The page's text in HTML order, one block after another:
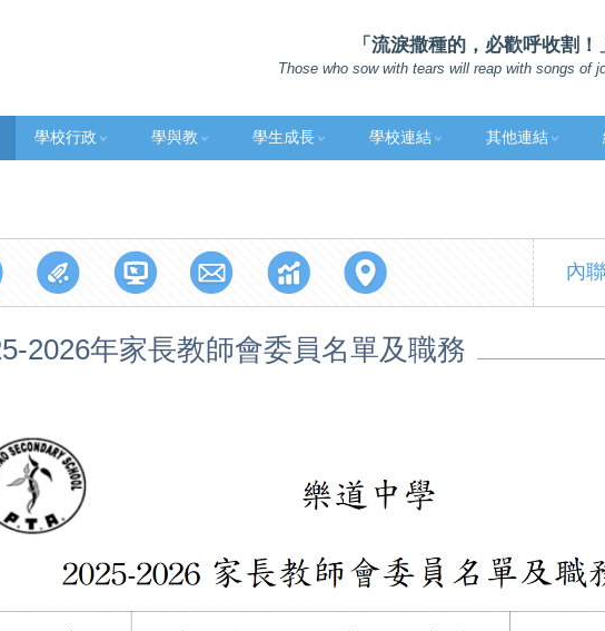
「流淚撒種的，必歡呼收割
Those who sow with tears will reap with songs of
學校行政 學與教 學生成長 學校連結 其他連結
內
2026年家長教師會委員名單及職務